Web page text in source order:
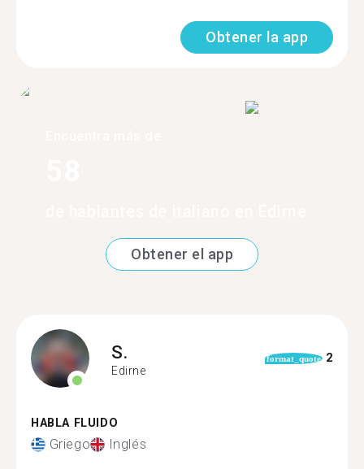
Obtener la app
Obtener el app
S.
Edirne
format_quote 2
HABLA FLUIDO
Griego Inglés